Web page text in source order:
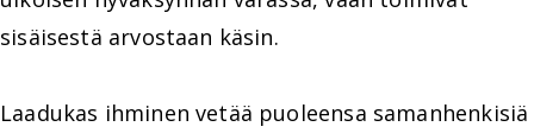
sisäisestä arvostaan käsin.
Laadukas ihminen vetää puoleensa samanhenkisiä